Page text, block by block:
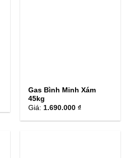
Gas Bình Minh Xám
45kg
Giá: 1.690.000 ₫